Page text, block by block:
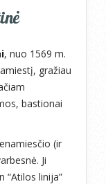
, nuo 1569 m.
gražiau
bastionai
(ir
Ji
“Atilos linija”